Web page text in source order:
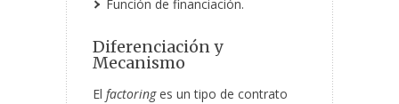
Función de financiación.
Diferenciación y
Mecanismo
El factoringes un tipo de contrato